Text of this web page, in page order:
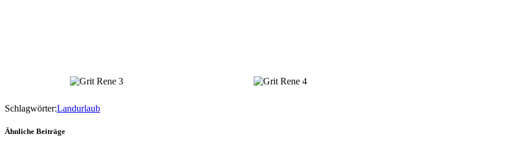
Schlagwörter:Landurlaub
Ähnliche Beiträge